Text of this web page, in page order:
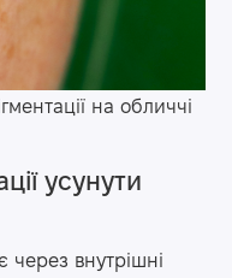
на обличчі
усунути
через внутрішні